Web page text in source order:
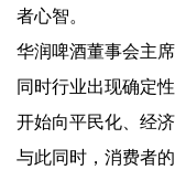
者心智。
华润啤酒董事会主
同时行业出现确定
开始向平民化、经济
与此同时，消费者